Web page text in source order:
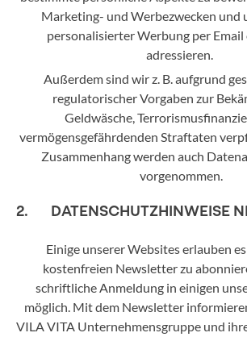
Marketing- und Werbezwecken und
personalisierter Werbung per Email
adressieren.
Außerdem sind wir z. B. aufgrund
regulatorischer Vorgaben zur
Geldwäsche,
vermögensgefährdenden Straftaten
Zusammenhang werden auch
vorgenommen.
2. DATENSCHUTZHINWEISE
Einige unserer Websites erlauben
kostenfreien Newsletter zu
schriftliche Anmeldung in einigen
möglich. Mit dem Newsletter
VILA VITA Unternehmensgruppe und